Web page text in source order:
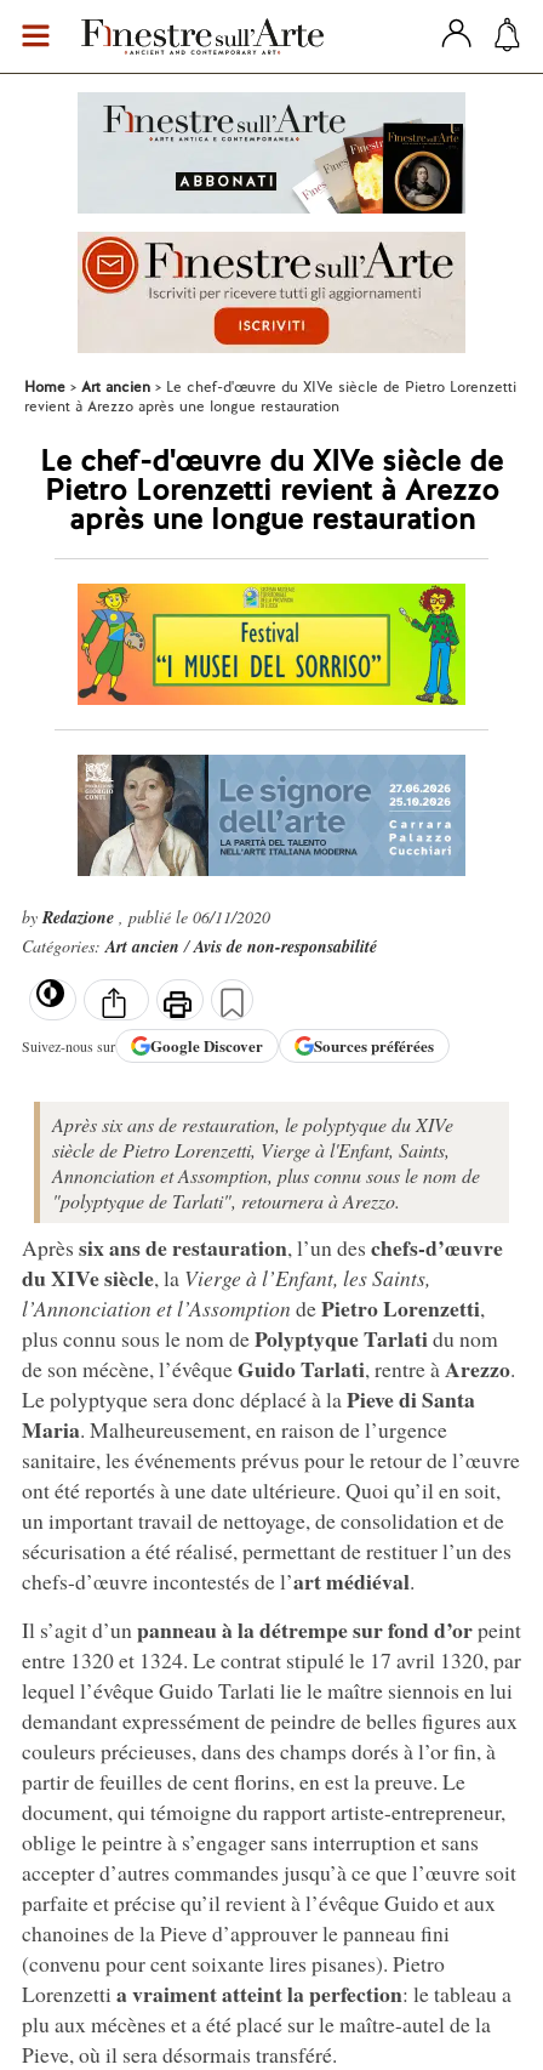
Home Art ancien
Le chef-d'œuvre du XIVe siècle de Pietro Lorenzetti
revient à Arezzo après une longue restauration
Le chef-d'œuvre du XIVe siècle de
Pietro Lorenzetti revient à Arezzo
après une longue restauration
byRedazione , publié le 06/11/2020
Catégories:Art ancien/Avis de non-responsabilité
Suivez-nous sur GoogleDiscover Sources préférées
Après six ans de restauration, le polyptyque du XIVe
siècle de Pietro Lorenzetti, Vierge à l'Enfant, Saints,
Annonciation et Assomption, plus connu sous le nom de
"polyptyque de Tarlati", retournera à Arezzo.
Après six ans de restauration, l’un des chefs-d’œuvre
du XIVe siècle, la Vierge à l’Enfant, les Saints,
l’Annonciation et l’Assomption dePietro Lorenzetti,
plus connu sous le nom dePolyptyque Tarlatidu nom
de son mécène, l’évêqueGuido Tarlati, rentre à Arezzo.
Le polyptyque sera donc déplacé à la Pieve di Santa
Maria. Malheureusement, en raison de l’urgence
sanitaire, les événements prévus pour le retour de l’œuvre
ont été reportés à une date ultérieure. Quoi qu’il en soit,
un important travail de nettoyage, de consolidation et de
sécurisation a été réalisé, permettant de restituer l’un des
chefs-d’œuvre incontestés de l’art médiéval.
Il s’agit d’un panneau à la détrempe sur fond d’orpeint
entre 1320 et 1324. Le contrat stipulé le 17 avril 1320, par
lequel l’évêque Guido Tarlati lie le maître siennois en lui
demandant expressément de peindre de belles figures aux
couleurs précieuses, dans des champs dorés à l’or fin, à
partir de feuilles de cent florins, en est la preuve. Le
document, qui témoigne du rapport artiste-entrepreneur,
oblige le peintre à s’engager sans interruption et sans
accepter d’autres commandes jusqu’à ce que l’œuvre soit
parfaite et précise qu’il revient à l’évêque Guido et aux
chanoines de la Pieve d’approuver le panneau fini
(convenu pour cent soixante lires pisanes). Pietro
Lorenzetti a vraiment atteint la perfection: le tableau a
plu aux mécènes et a été placé sur le maître-autel de la
Pieve, où il sera désormais transféré.